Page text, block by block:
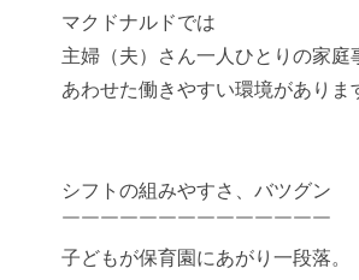
マクドナルドでは
主婦（夫）さん一人ひとりの家庭
あわせた働きやすい環境がありま
シフトの組みやすさ、バツグン
￣￣￣￣￣￣￣￣￣￣￣￣￣￣
子どもが保育園にあがり一段落。